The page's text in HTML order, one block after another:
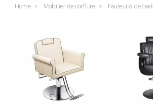
Home Mobilier de coiffure Fauteuils de